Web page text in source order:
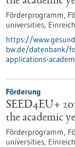
Förderprogramm,
universities,
https://
bw.de/datenbank/
applications-
Förderung
SEED4EU+
the academic
Förderprogramm,
universities,